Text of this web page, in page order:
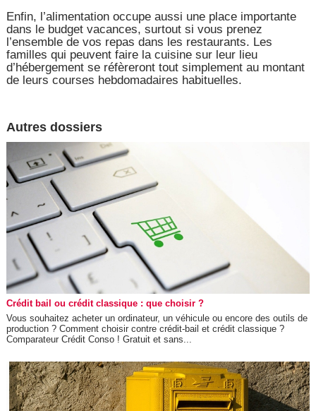
Enfin, l’alimentation occupe aussi une place importante
dans le budget vacances, surtout si vous prenez
l’ensemble de vos repas dans les restaurants. Les
familles qui peuvent faire la cuisine sur leur lieu
d’hébergement se réfèreront tout simplement au montant
de leurs courses hebdomadaires habituelles.
Autres dossiers
Crédit bail ou crédit classique : que choisir ?
Vous souhaitez acheter un ordinateur, un véhicule ou encore des outils de
production ? Comment choisir contre crédit-bail et crédit classique ?
Comparateur Crédit Conso ! Gratuit et sans...